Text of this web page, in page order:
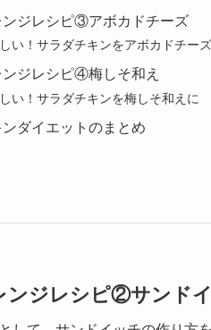
ンジレシピ③アボカドチーズ
い！サラダチキンをアボカドチー
ジレシピ④梅しそ和え
い！サラダチキンを梅しそ和えに
ダイエットのまとめ
ンジレシピ②サンド